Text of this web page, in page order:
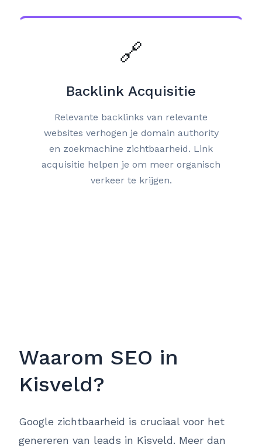
🔗
Backlink Acquisitie
Relevante backlinks van relevante
websites verhogen je domain authority
en zoekmachine zichtbaarheid. Link
acquisitie helpen je om meer organisch
verkeer te krijgen.
Waarom SEO in
Kisveld?
Google zichtbaarheid is cruciaal voor het
genereren van leads in Kisveld. Meer dan